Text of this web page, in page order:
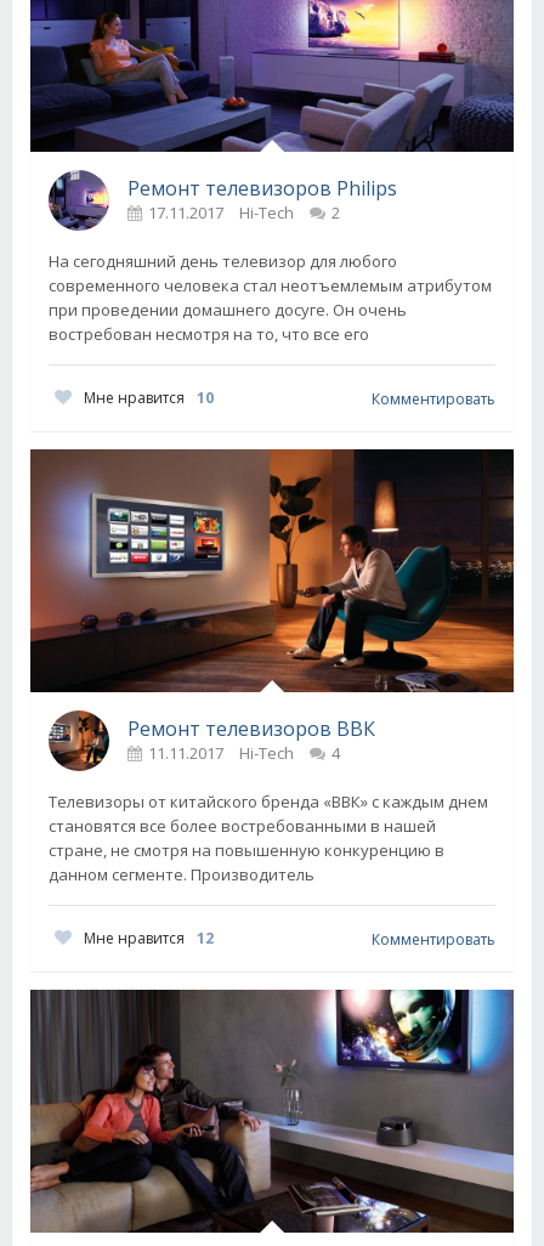
Ремонт телевизоров Philips
17.11.2017 Hi-Tech 2
На сегодняшний день телевизор для любого
современного человека стал неотъемлемым атрибутом
при проведении домашнего досуге. Он очень
востребован несмотря на то, что все его
Мне нравится 10 Комментировать
Ремонт телевизоров ВВК
11.11.2017 Hi-Tech 4
Телевизоры от китайского бренда «ВВК» с каждым днем
становятся все более востребованными в нашей
стране, не смотря на повышенную конкуренцию в
данном сегменте. Производитель
Мне нравится 12 Комментировать